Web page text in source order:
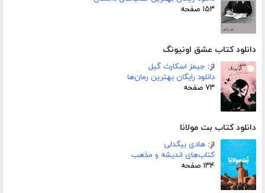
۱۵۳ صفحه
دانلود کتاب عشق اونیونگ
از: جیمز اسکارث گیل
دانلود رایگان بهترین رمان‌ها
۷۳ صفحه
دانلود کتاب بت مولانا
از: هادی بیگدلی
کتاب‌های اندیشه و مذهب
۱۳۴ صفحه